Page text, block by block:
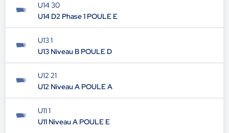
U14 30
U14 D2 Phase 1 POULE E
U13 1
U13 Niveau B POULE D
U12 21
U12 Niveau A POULE A
U11 1
U11 Niveau A POULE E